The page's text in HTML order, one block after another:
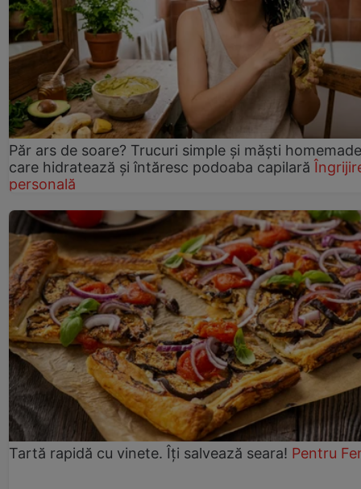
Păr ars de soare? Trucuri simple și măști homemade
care hidratează și întăresc podoaba capilară
personală
Tartă rapidă cu vinete. Îți salvează seara! Pentru